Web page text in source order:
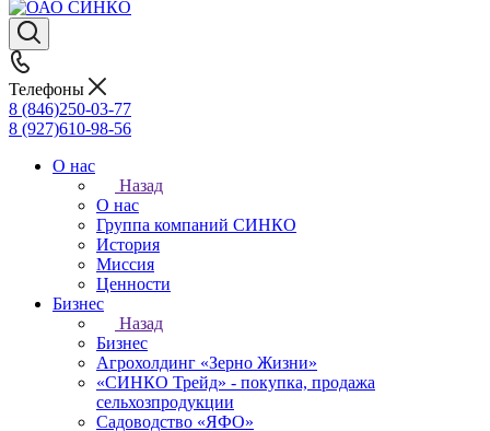
Телефоны
8 (846)250-03-77
8 (927)610-98-56
О нас
Назад
О нас
Группа компаний СИНКО
История
Миссия
Ценности
Бизнес
Назад
Бизнес
Агрохолдинг «Зерно Жизни»
«СИНКО Трейд» - покупка, продажа
сельхозпродукции
Садоводство «ЯФО»